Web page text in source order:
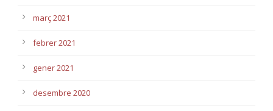
març 2021
febrer 2021
gener 2021
desembre 2020